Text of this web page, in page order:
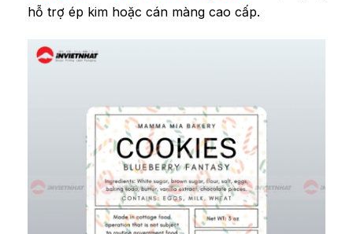
hỗ trợ ép kim hoặc cán màng cao cấp.